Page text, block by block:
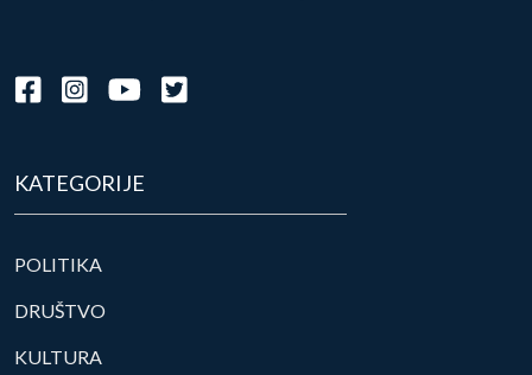
KATEGORIJE
POLITIKA
DRUŠTVO
KULTURA